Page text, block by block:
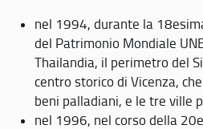
nel 1994, durante la
del Patrimonio Mondiale
Thailandia, il perimetro del
centro storico di Vicenza,
beni palladiani, e le tre ville
nel 1996, nel corso della